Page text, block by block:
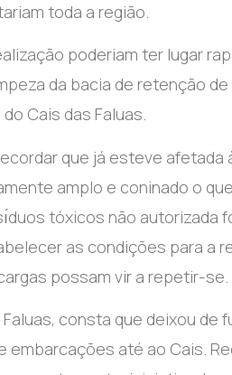
toda a região.
poderiam ter lugar
da bacia de retenção
Cais das Faluas.
que já esteve
amplo e coninado o
tóxicos não autorizada
as condições para a
possam vir a repetir-se.
consta que deixou
embarcações até ao Cais.